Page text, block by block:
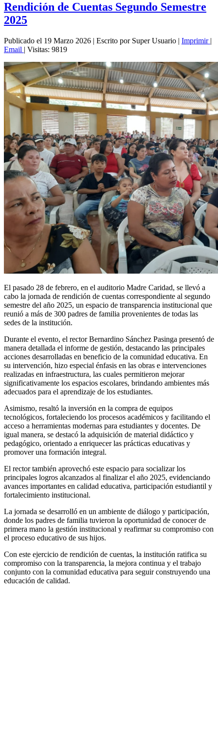
Rendición de Cuentas Segundo Semestre
2025
Publicado el 19 Marzo 2026 | Escrito por Super Usuario | Imprimir |
Email | Visitas: 9819
El pasado 28 de febrero, en el auditorio Madre Caridad, se llevó a
cabo la jornada de rendición de cuentas correspondiente al segundo
semestre del año 2025, un espacio de transparencia institucional que
reunió a más de 300 padres de familia provenientes de todas las
sedes de la institución.
Durante el evento, el rector Bernardino Sánchez Pasinga presentó de
manera detallada el informe de gestión, destacando las principales
acciones desarrolladas en beneficio de la comunidad educativa. En
su intervención, hizo especial énfasis en las obras e intervenciones
realizadas en infraestructura, las cuales permitieron mejorar
significativamente los espacios escolares, brindando ambientes más
adecuados para el aprendizaje de los estudiantes.
Asimismo, resaltó la inversión en la compra de equipos
tecnológicos, fortaleciendo los procesos académicos y facilitando el
acceso a herramientas modernas para estudiantes y docentes. De
igual manera, se destacó la adquisición de material didáctico y
pedagógico, orientado a enriquecer las prácticas educativas y
promover una formación integral.
El rector también aprovechó este espacio para socializar los
principales logros alcanzados al finalizar el año 2025, evidenciando
avances importantes en calidad educativa, participación estudiantil y
fortalecimiento institucional.
La jornada se desarrolló en un ambiente de diálogo y participación,
donde los padres de familia tuvieron la oportunidad de conocer de
primera mano la gestión institucional y reafirmar su compromiso con
el proceso educativo de sus hijos.
Con este ejercicio de rendición de cuentas, la institución ratifica su
compromiso con la transparencia, la mejora continua y el trabajo
conjunto con la comunidad educativa para seguir construyendo una
educación de calidad.